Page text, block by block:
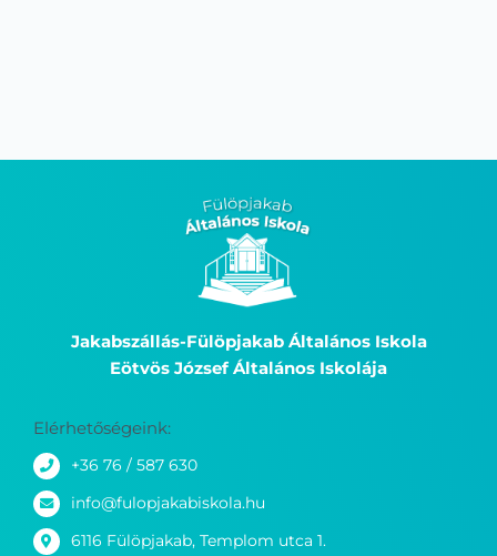
Jakabszállás-Fülöpjakab Általános Iskola
Eötvös József Általános Iskolája
Elérhetőségeink:
+36 76 / 587 630
info@fulopjakabiskola.hu
6116 Fülöpjakab, Templom utca 1.